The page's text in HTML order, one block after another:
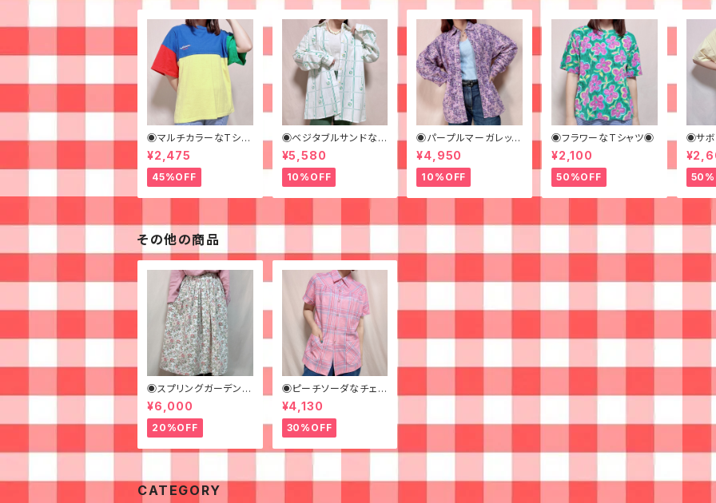
◉マルチカラーなTシャ
ツ◉
¥2,475
45%OFF
◉ベジタブルサンドなビ
ッグシャツ◉ 古着 柄シ
ャツ 70s 緑 幾何学模
様
¥5,580
10%OFF
◉パープルマーガレット
なシャツ◉ 古着 花柄
紫
¥4,950
10%OFF
◉フラワーなTシャツ◉
¥2,100
50%OFF
◉サ
その他の商品
◉スプリングガーデンな
ロングスカート◉ 古着
花柄 クリーム ピンク 春
¥6,000
20%OFF
◉ピーチソーダなチェッ
クピンクシャツ◉古
着 半袖シャツ
¥4,130
30%OFF
CATEGORY